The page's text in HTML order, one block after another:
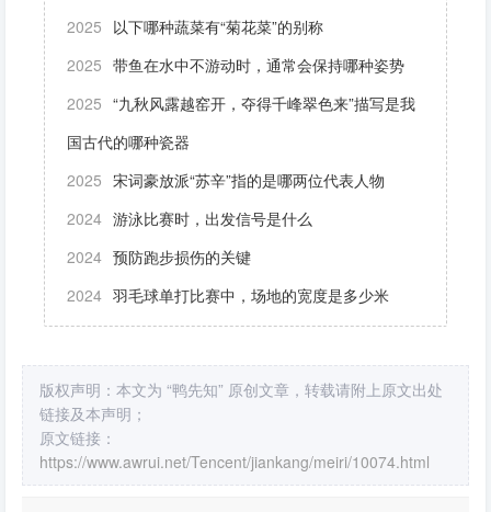
2025 以下哪种蔬菜有“菊花菜”的别称
2025 带鱼在水中不游动时，通常会保持哪种姿势
2025 “九秋风露越窑开，夺得千峰翠色来”描写是我
国古代的哪种瓷器
2025 宋词豪放派“苏辛”指的是哪两位代表人物
2024 游泳比赛时，出发信号是什么
2024 预防跑步损伤的关键
2024 羽毛球单打比赛中，场地的宽度是多少米
版权声明：本文为 “鸭先知” 原创文章，转载请附上原文出处
链接及本声明；
原文链接：
https://www.awrui.net/Tencent/jiankang/meiri/10074.html